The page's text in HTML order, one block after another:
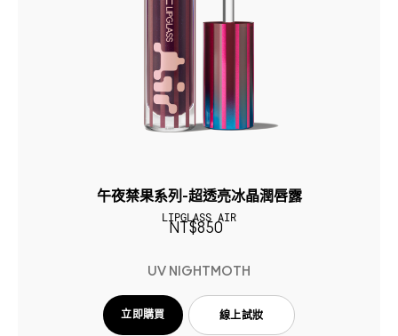
午夜禁果系列-超透亮冰晶潤唇露
LIPGLASS AIR
NT$850
UV NIGHTMOTH
立即購買 線上試妝